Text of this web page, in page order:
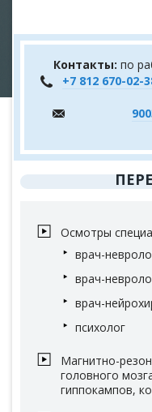
Контакты: по
+7 812 670-02-
Осмотры
врач-
врач-
врач-
психолог
Магнитно-
головного
гиппокампов,